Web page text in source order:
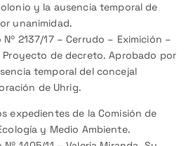
y la ausencia temporal de
unanimidad.
2137/17 – Cerrudo – Eximición –
Proyecto de decreto. Aprobado por
temporal del concejal
de Uhrig.
expedientes de la Comisión de
y Medio Ambiente.